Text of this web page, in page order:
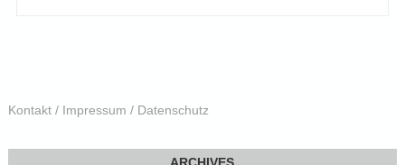
Kontakt / Impressum / Datenschutz